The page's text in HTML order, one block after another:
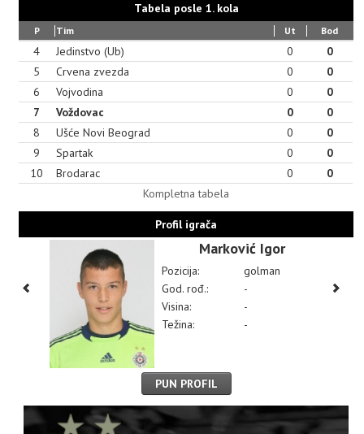
Tabela posle 1. kola
P Tim Ut Bod
4 Jedinstvo (Ub) 0
0
5
Crvena zvezda 0
0
6
Vojvodina 0
0
7
Voždovac 0
0
8
Ušće Novi Beograd 0
0
9
Spartak 0
0
10
Brodarac 0
0
Kompletna tabela
Profil igrača
Marković Igor
Pozicija:
golman
God. rođ.:
-
Visina:
-
Težina:
-
PUN PROFIL